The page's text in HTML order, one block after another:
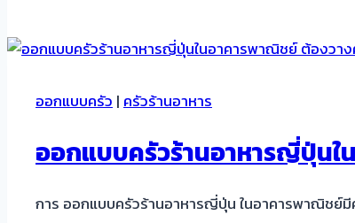
ออกแบบครัว|ครัวร้านอาหาร
ออกแบบครัวร้านอาหารญี่ปุ่นใ
การ ออกแบบครัวร้านอาหารญี่ปุ่น ในอาคารพาณิชย์มี